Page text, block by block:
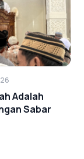
Adalah
Sabar